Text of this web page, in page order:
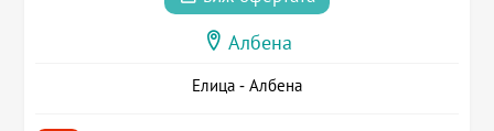
Албена
Елица - Албена